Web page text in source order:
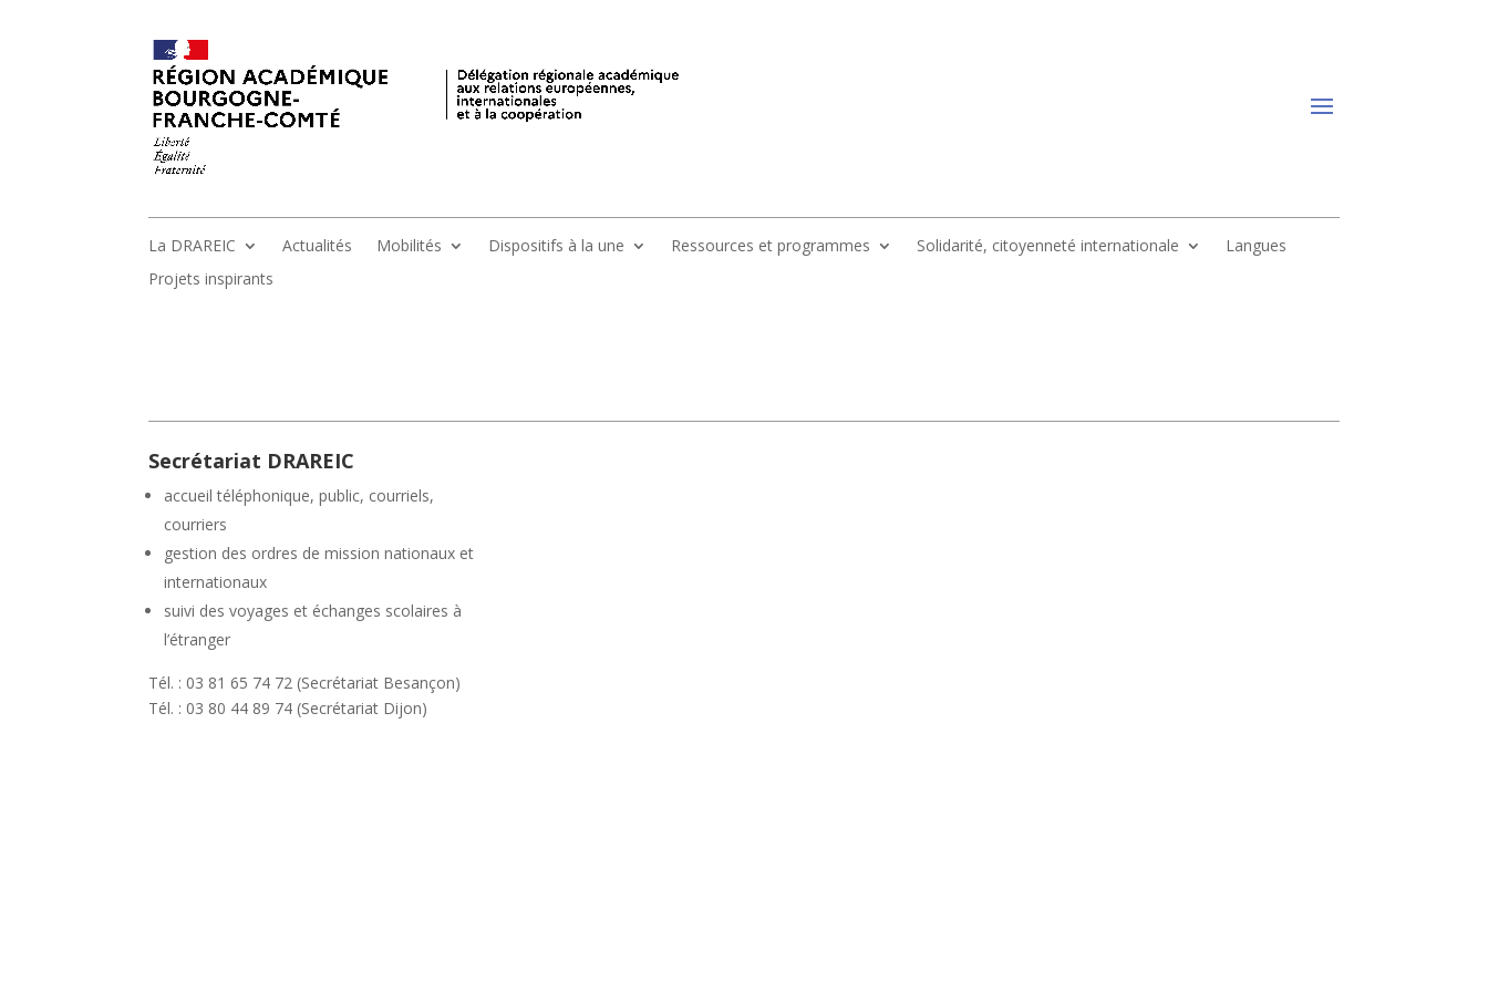
La DRAREIC Actualités Mobilités Dispositifs à la une Ressources et programmes Solidarité, citoyenneté internationale
Langues
Projets inspirants
Secrétariat DRAREIC
accueil téléphonique, public, courriels,
courriers
gestion des ordres de mission nationaux et
internationaux
suivi des voyages et échanges scolaires à
l’étranger
Tél. : 03 81 65 74 72 (Secrétariat Besançon)
Tél. : 03 80 44 89 74 (Secrétariat Dijon)